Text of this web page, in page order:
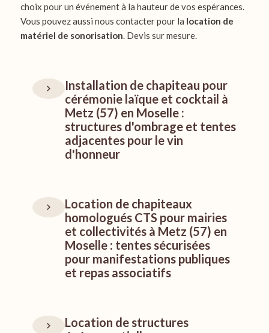
choix pour un événement à la hauteur de vos espérances.
Vous pouvez aussi nous contacter pour la location de
matériel de sonorisation. Devis sur mesure.
Installation de chapiteau pour
cérémonie laïque et cocktail à
Metz (57) en Moselle :
structures d'ombrage et tentes
adjacentes pour le vin
d'honneur
Location de chapiteaux
homologués CTS pour mairies
et collectivités à Metz (57) en
Moselle : tentes sécurisées
pour manifestations publiques
et repas associatifs
Location de structures